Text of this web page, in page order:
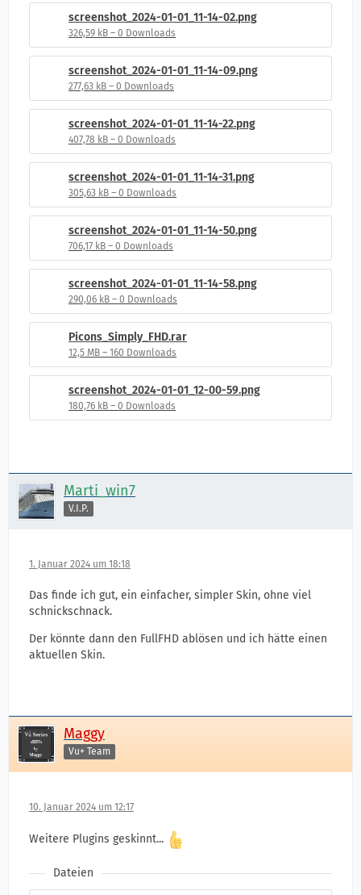
screenshot_2024-01-01_11-14-02.png
326,59 kB – 0 Downloads
screenshot_2024-01-01_11-14-09.png
277,63 kB – 0 Downloads
screenshot_2024-01-01_11-14-22.png
407,78 kB – 0 Downloads
screenshot_2024-01-01_11-14-31.png
305,63 kB – 0 Downloads
screenshot_2024-01-01_11-14-50.png
706,17 kB – 0 Downloads
screenshot_2024-01-01_11-14-58.png
290,06 kB – 0 Downloads
Picons_Simply_FHD.rar
12,5 MB – 160 Downloads
screenshot_2024-01-01_12-00-59.png
180,76 kB – 0 Downloads
Marti_win7
V.I.P.
1. Januar 2024 um 18:18
Das finde ich gut, ein einfacher, simpler Skin, ohne viel
schnickschnack.
Der könnte dann den FullFHD ablösen und ich hätte einen
aktuellen Skin.
Maggy
Vu+ Team
10. Januar 2024 um 12:17
Weitere Plugins geskinnt...
Dateien